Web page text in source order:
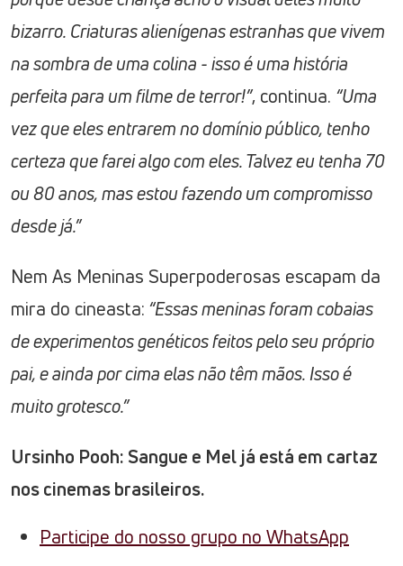
bizarro. Criaturas alienígenas estranhas que vivem
na sombra de uma colina - isso é uma história
perfeita para um filme de terror!”, continua. “Uma
vez que eles entrarem no domínio público, tenho
certeza que farei algo com eles. Talvez eu tenha 70
ou 80 anos, mas estou fazendo um compromisso
desde já.”
Nem As Meninas Superpoderosas escapam da
mira do cineasta: “Essas meninas foram cobaias
de experimentos genéticos feitos pelo seu próprio
pai, e ainda por cima elas não têm mãos. Isso é
muito grotesco.”
Ursinho Pooh: Sangue e Mel já está em cartaz
nos cinemas brasileiros.
Participe do nosso grupo no WhatsApp